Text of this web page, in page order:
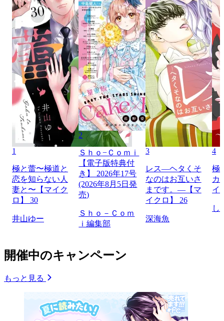
1
極と蕾〜極道と
恋を知らない人
妻と〜【マイク
ロ】 30
井山ゆー
2
Ｓｈｏ−Ｃｏｍｉ
【電子版特典付
き】 2026年17号
(2026年8月5日発
売)
Ｓｈｏ－Ｃｏｍ
ｉ編集部
3
レス―ヘタくそ
なのはお互いさ
まです。―【マ
イクロ】 26
深海魚
4
極
カ
イ
し
開催中のキャンペーン
もっと見る